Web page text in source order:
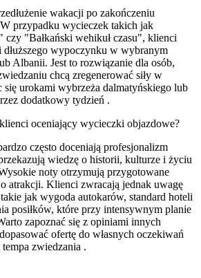
wakacji po zakończeniu
przypadku wycieczek takich jak
czy "Bałkański wehikuł czasu", klienci
dłuższego wypoczynku w wybranym
Albanii. Jest to rozwiązanie dla osób,
chcą zregenerować siły w
się urokami wybrzeża dalmatyńskiego lub
dodatkowy tydzień .
oceniający wycieczki objazdowe?
często doceniają profesjonalizm
wiedzę o historii, kulturze i życiu
noty otrzymują przygotowane
atrakcji. Klienci zwracają jednak uwagę
jak wygoda autokarów, standard hoteli
posiłków, które przy intensywnym planie
zapoznać się z opiniami innych
ofertę do własnych oczekiwań
zwiedzania .